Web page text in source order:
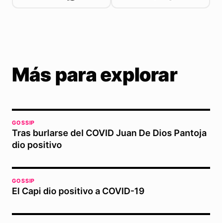
Más para explorar
GOSSIP
Tras burlarse del COVID Juan De Dios Pantoja
dio positivo
GOSSIP
El Capi dio positivo a COVID-19